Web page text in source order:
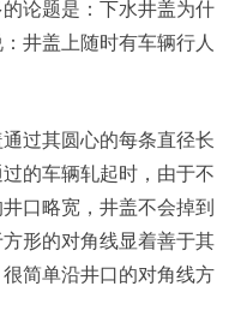
论题是：下水井盖为什
井盖上随时有车辆行人
过其圆心的每条直径长
的车辆轧起时，由于不
口略宽，井盖不会掉到
形的对角线显着善于其
简单沿井口的对角线方